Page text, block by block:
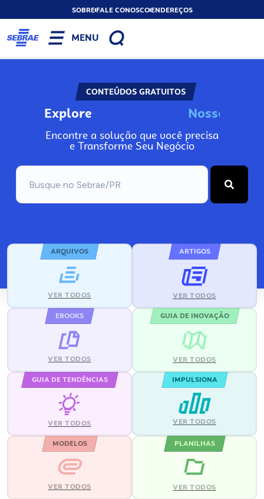
SOBREFALE CONOSCOENDEREÇOS
MENU
CONTEÚDOS GRATUITOS
Explore Noss
Encontre a solução que você precisa
e Transforme Seu Negócio
ARQUIVOS
VER TODOS
ARTIGOS
VER TODOS
EBOOKS
VER TODOS
GUIA DE INOVAÇÃO
VER TODOS
GUIA DE TENDÊNCIAS
VER TODOS
IMPULSIONA
VER TODOS
MODELOS
VER TODOS
PLANILHAS
VER TODOS